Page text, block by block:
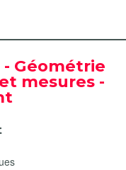
Géométrie
mesures -